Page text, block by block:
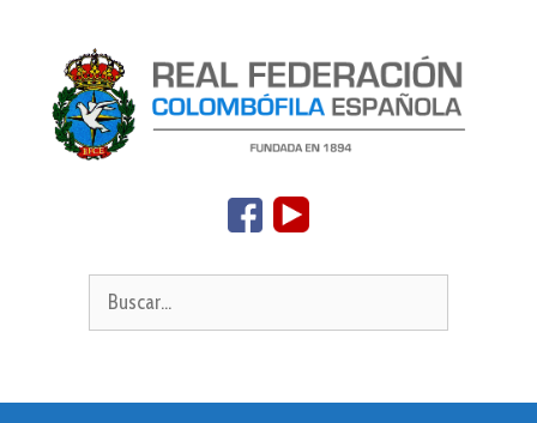
contenido
Buscar: